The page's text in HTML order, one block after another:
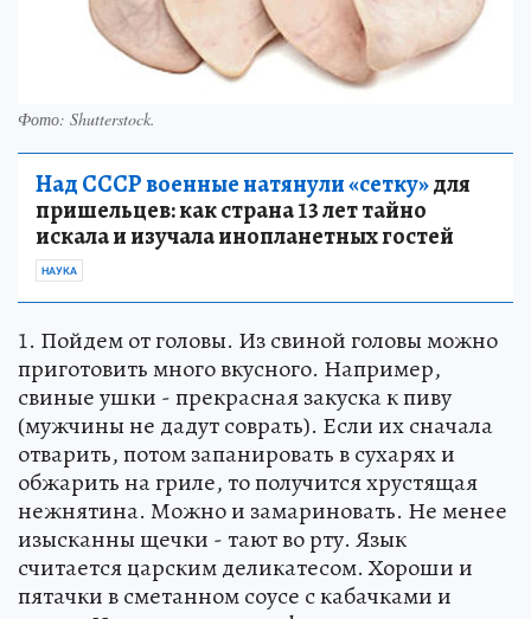
Фото: Shutterstock.
Над СССР военные натянули «сетку»для
пришельцев: как страна 13 лет тайно
искала и изучала инопланетных гостей
НАУКА
1. Пойдем от головы. Из свиной головы можно
приготовить много вкусного. Например,
свиные ушки - прекрасная закуска к пиву
(мужчины не дадут соврать). Если их сначала
отварить, потом запанировать в сухарях и
обжарить на гриле, то получится хрустящая
нежнятина. Можно и замариновать. Не менее
изысканны щечки - тают во рту. Язык
считается царским деликатесом. Хороши и
пятачки в сметанном соусе с кабачками и